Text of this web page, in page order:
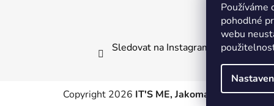
Používáme
pohodlné
webu
Sledovat na Instagramu
Copyright 2026 IT'S ME, Jakomama.cz.